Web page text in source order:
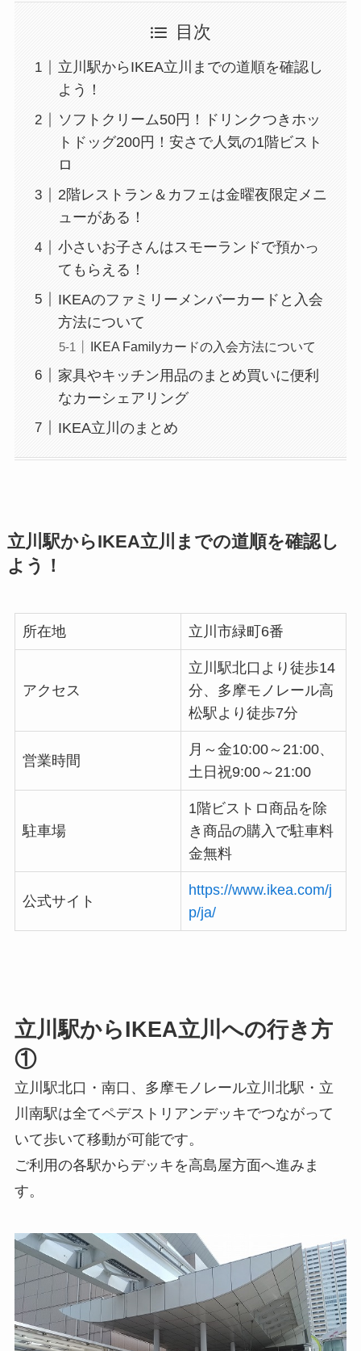
目次
立川駅からIKEA立川までの道順を確認し
よう！
ソフトクリーム50円！ドリンクつきホッ
トドッグ200円！安さで人気の1階ビスト
ロ
2階レストラン＆カフェは金曜夜限定メニ
ューがある！
小さいお子さんはスモーランドで預かっ
てもらえる！
IKEAのファミリーメンバーカードと入会
方法について
IKEA Familyカードの入会方法について
家具やキッチン用品のまとめ買いに便利
なカーシェアリング
IKEA立川のまとめ
立川駅からIKEA立川までの道順を確認し
よう！
所在地 立川市緑町6番
アクセス
立川駅北口より徒歩14
分、多摩モノレール高
松駅より徒歩7分
営業時間
月～金10:00～21:00、
土日祝9:00～21:00
駐車場
1階ビストロ商品を除
き商品の購入で駐車料
金無料
公式サイト
https://www.ikea.com/j
p/ja/
立川駅からIKEA立川への行き方
①
立川駅北口・南口、多摩モノレール立川北駅・立
川南駅は全てペデストリアンデッキでつながって
いて歩いて移動が可能です。
ご利用の各駅からデッキを高島屋方面へ進みま
す。